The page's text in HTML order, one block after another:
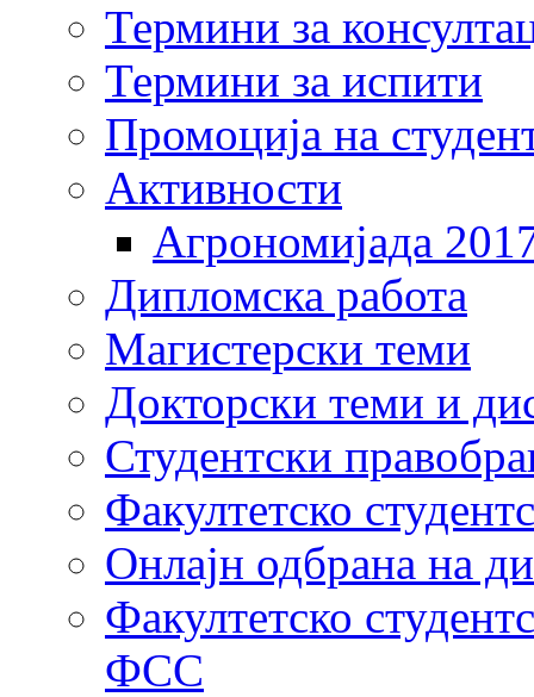
Термини за
Термини за испити
Промоција на
Активности
Агрономијада
Дипломска работа
Магистерски теми
Докторски теми и
Студентски
Факултетско
Онлајн одбрана на
Факултетско
ФСС